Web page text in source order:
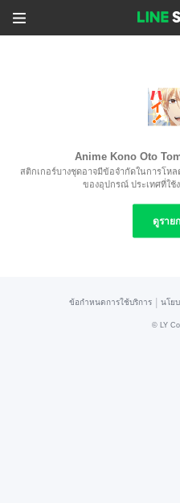
Anime Kono Oto
สติกเกอร์บางชุดอาจมีข้อจำกัดในการโห
ของอุปกรณ์ ประเทศที่ใช้
ดูราย
ข้อกำหนดการใช้บริการ นโย
© LY